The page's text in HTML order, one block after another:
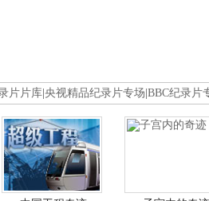
片片库 央视精品纪录片专场 BBC纪录片